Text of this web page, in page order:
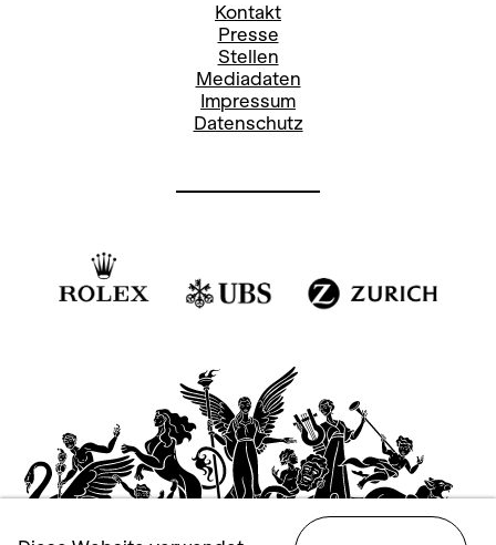
Kontakt
Presse
Stellen
Mediadaten
Impressum
Datenschutz